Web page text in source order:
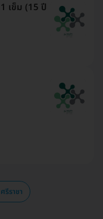
เข็ม (15 ปี
รีราชา